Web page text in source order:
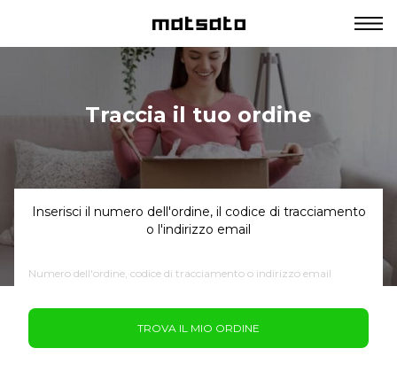
Traccia il tuo ordine
Inserisci il numero dell'ordine, il codice di tracciamento
o l'indirizzo email
TROVA IL MIO ORDINE